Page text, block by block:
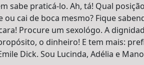
sabe praticá-lo. Ah, tá! Qual
ou cai de boca mesmo? Fique
Procure um sexológo. A
o dinheiro! E tem mais:
Dick. Sou Lucinda, Adélia e